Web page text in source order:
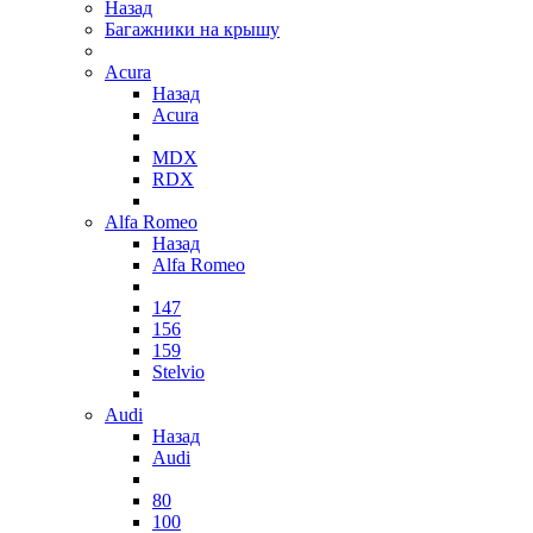
Назад
Багажники на крышу
Acura
Назад
Acura
MDX
RDX
Alfa Romeo
Назад
Alfa Romeo
147
156
159
Stelvio
Audi
Назад
Audi
80
100